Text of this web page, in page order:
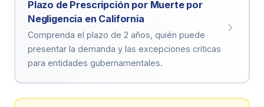
Plazo de Prescripción por Muerte por
Negligencia en California
Comprenda el plazo de 2 años, quién puede
presentar la demanda y las excepciones críticas
para entidades gubernamentales.